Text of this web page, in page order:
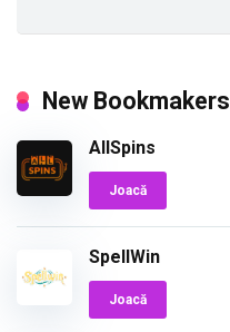
New Bookmakers
AllSpins
Joacă
SpellWin
Joacă